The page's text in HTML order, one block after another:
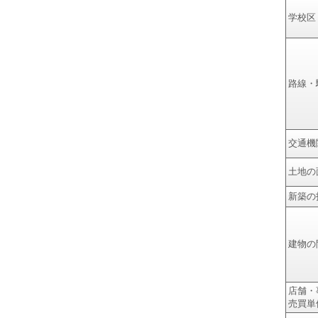
学校区
路線・
交通機
土地の
新築の
建物の
店舗
売買単